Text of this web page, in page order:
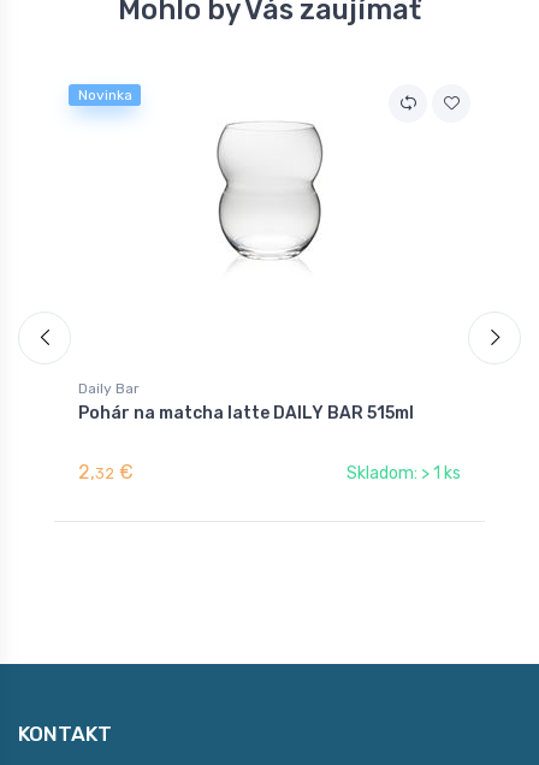
Mohlo by Vás zaujímať
Novinka
Daily Bar
Pohár na matcha latte DAILY BAR 515ml
2,32 € Skladom: > 1 ks
KONTAKT